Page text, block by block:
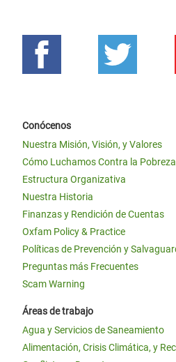
Conócenos
Nuestra Misión, Visión, y Valores
Cómo Luchamos Contra la Pobreza
Estructura Organizativa
Nuestra Historia
Finanzas y Rendición de Cuentas
Oxfam Policy & Practice
Políticas de Prevención y
Preguntas más Frecuentes
Scam Warning
Áreas de trabajo
Agua y Servicios de Saneamiento
Alimentación, Crisis Climática, y